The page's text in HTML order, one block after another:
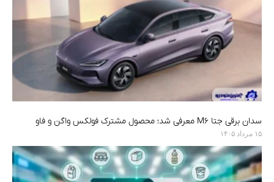
سدان برقی جتا M6 معرفی شد؛ محصول مشترک فولکس واگن و فاو
۱۵ مرداد ۱۴۰۵